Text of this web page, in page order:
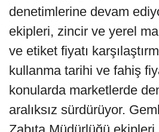
denetimlerine devam
ekipleri, zincir ve yerel
ve etiket fiyatı
kullanma tarihi ve fahiş
konularda marketlerde
aralıksız sürdürüyor.